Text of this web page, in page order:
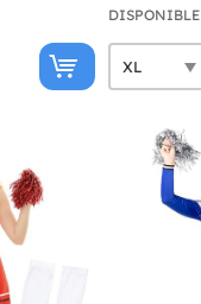
DISPONIBLE